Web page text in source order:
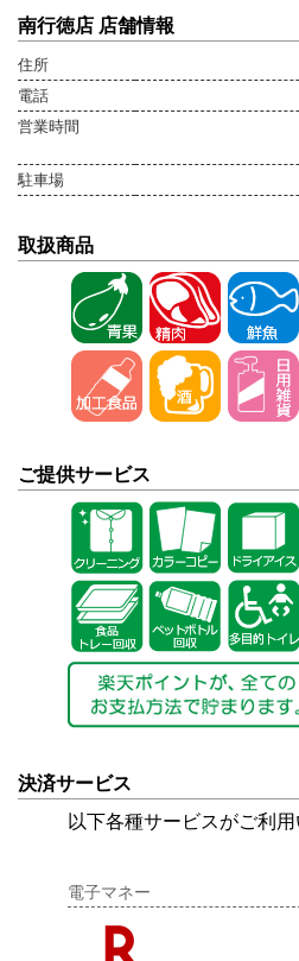
南行徳店 店舗情報
住所
電話
営業時間
駐車場
取扱商品
ご提供サービス
決済サービス
以下各種サービスがご利用
電子マネー